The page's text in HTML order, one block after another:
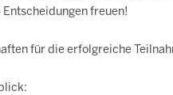
freuen!
für die erfolgreiche